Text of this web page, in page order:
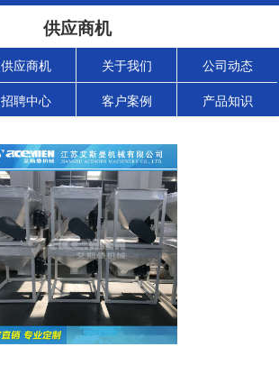
供应商机
供应商机 关于我们 公司动态
招聘中心 客户案例 产品知识